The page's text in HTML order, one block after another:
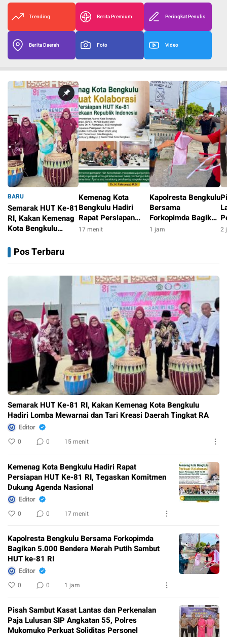
Trending Berita Premium Peringkat Penulis
Berita Daerah Foto Video
BARU
Semarak HUT Ke-81
RI, Kakan Kemenag
Kota Bengkulu
Mewarnai dan Tari
Kreasi Daerah
Kemenag Kota
Bengkulu Hadiri
Rapat Persiapan
HUT Ke-81 RI,
17 menit
Kapolresta Bengkulu
Bersama
Forkopimda Bagikan
5.000 Bendera
1 jam 2
Pos Terbaru
Semarak HUT Ke-81 RI, Kakan Kemenag Kota Bengkulu
Hadiri Lomba Mewarnai dan Tari Kreasi Daerah Tingkat RA
Editor
0 0 15 menit
Kemenag Kota Bengkulu Hadiri Rapat
Persiapan HUT Ke-81 RI, Tegaskan Komitmen
Dukung Agenda Nasional
Editor
0 0 17 menit
Kapolresta Bengkulu Bersama Forkopimda
Bagikan 5.000 Bendera Merah Putih Sambut
HUT ke-81 RI
Editor
0 0 1 jam
Pisah Sambut Kasat Lantas dan Perkenalan
Paja Lulusan SIP Angkatan 55, Polres
Mukomuko Perkuat Soliditas Personel